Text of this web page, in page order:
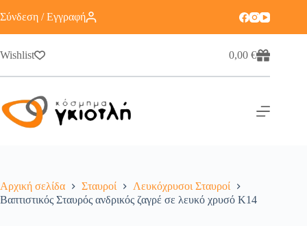
Σύνδεση / Εγγραφή
Wishlist 0,00€
Αρχική σελίδα Σταυροί
Λευκόχρυσοι Σταυροί
Βαπτιστικός Σταυρός ανδρικός ζαγρέ σε λευκό χρυσό K14